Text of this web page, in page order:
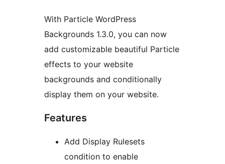
With Particle WordPress
Backgrounds 1.3.0, you can now
add customizable beautiful Particle
effects to your website
backgrounds and conditionally
display them on your website.
Features
Add Display Rulesets
condition to enable